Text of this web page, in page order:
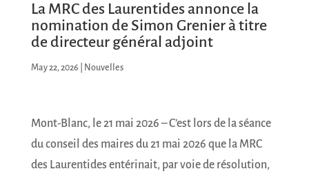
La MRC des Laurentides annonce la
nomination de Simon Grenier à titre
de directeur général adjoint
May 22, 2026 Nouvelles
Mont-Blanc, le 21 mai 2026 – C’est lors de la séance
du conseil des maires du 21 mai 2026 que la MRC
des Laurentides entérinait, par voie de résolution,
Courriel
*